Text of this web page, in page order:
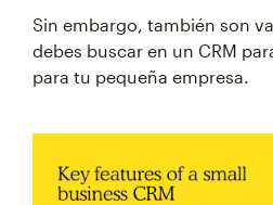
Sin embargo, también son
debes buscar en un CRM
para tu pequeña empresa.